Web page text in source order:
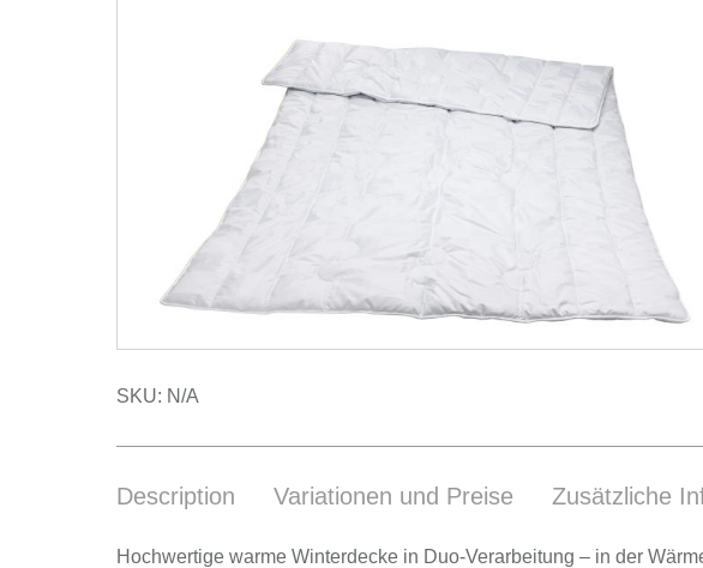
SKU: N/A
Description Variationen und Preise Zusätzliche
Hoch­wer­ti­ge war­me Win­ter­de­cke in Duo-Verarbeitung – in der